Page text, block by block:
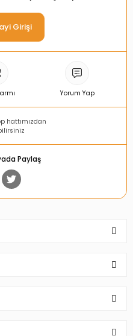
Girişi
Yorum Yap
hattımızdan
Paylaş